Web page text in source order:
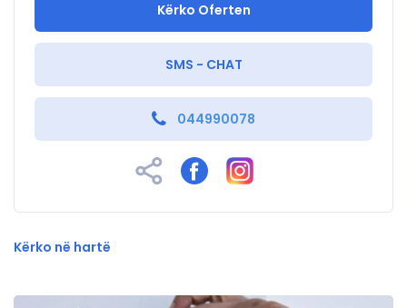
Kërko Oferten
SMS - CHAT
044990078
Kërko në hartë